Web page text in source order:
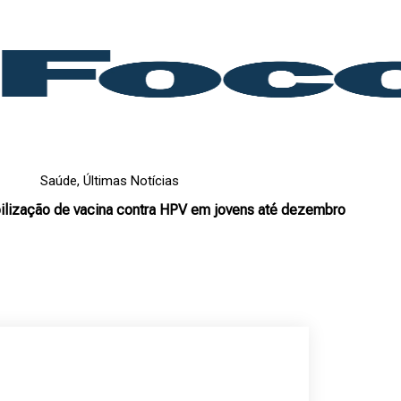
Saúde, Últimas Notícias
de vacina contra HPV em jovens até dezembro